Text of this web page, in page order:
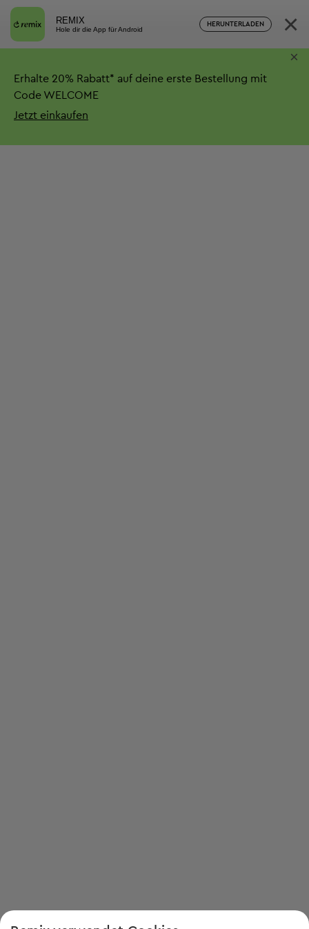
REMIX
Hole dir die App für Android
HERUNTERLADEN ×
Erhalte 20% Rabatt* auf deine erste Bestellung mit
Code WELCOME
Jetzt einkaufen
×